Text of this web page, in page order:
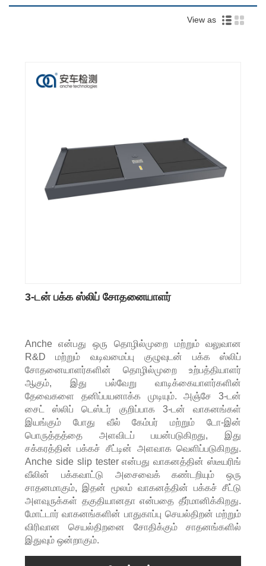
View as
3-டன் பக்க ஸ்லிப் சோதனையாளர்
Anche என்பது ஒரு தொழில்முறை மற்றும் வலுவான
R&D மற்றும் வடிவமைப்பு குழுவுடன் பக்க ஸ்லிப்
சோதனையாளர்களின் தொழில்முறை உற்பத்தியாளர்
ஆகும், இது பல்வேறு வாடிக்கையாளர்களின்
தேவைகளை தனிப்பயனாக்க முடியும். அஞ்சே 3-டன்
சைட் ஸ்லிப் டெஸ்டர் குறிப்பாக 3-டன் வாகனங்கள்
இயங்கும் போது வீல் கேம்பர் மற்றும் டோ-இன்
பொருத்தத்தை அளவிடப் பயன்படுகிறது, இது
சக்கரத்தின் பக்கச் சீட்டின் அளவாக வெளிப்படுகிறது.
Anche side slip tester என்பது வாகனத்தின் ஸ்டீயரிங்
வீலின் பக்கவாட்டு அசைவைக் கண்டறியும் ஒரு
சாதனமாகும், இதன் மூலம் வாகனத்தின் பக்கச் சீட்டு
அளவுருக்கள் தகுதியானதா என்பதை தீர்மானிக்கிறது.
மோட்டார் வாகனங்களின் பாதுகாப்பு செயல்திறன் மற்றும்
விரிவான செயல்திறனை சோதிக்கும் சாதனங்களில்
இதுவும் ஒன்றாகும்.